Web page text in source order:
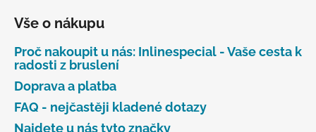
Vše o nákupu
Proč nakoupit u nás: Inlinespecial - Vaše cesta k
radosti z bruslení
Doprava a platba
FAQ - nejčastěji kladené dotazy
Najdete u nás tyto značky